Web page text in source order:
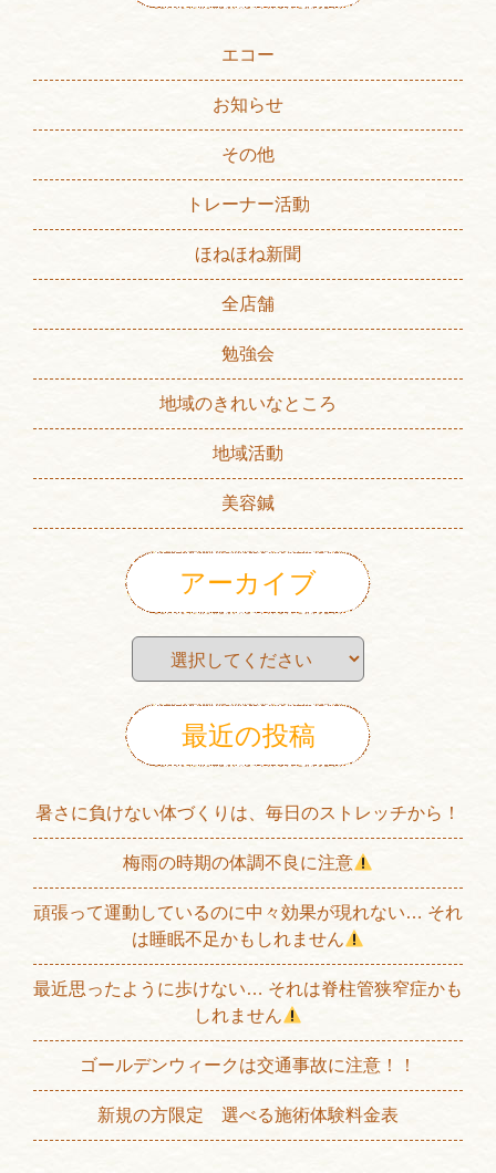
エコー
お知らせ
その他
トレーナー活動
ほねほね新聞
全店舗
勉強会
地域のきれいなところ
地域活動
美容鍼
アーカイブ
最近の投稿
暑さに負けない体づくりは、毎日のストレッチから！
梅雨の時期の体調不良に注意
頑張って運動しているのに中々効果が現れない… それ
は睡眠不足かもしれません
最近思ったように歩けない… それは脊柱管狭窄症かも
しれません
ゴールデンウィークは交通事故に注意！！
新規の方限定 選べる施術体験料金表